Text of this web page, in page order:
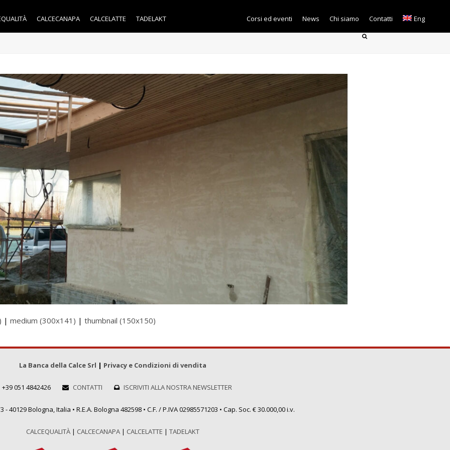
CALCECANAPA CALCELATTE TADELAKT Corsi ed eventi News Chi siamo Contatti Eng
| medium (300x141) | thumbnail (150x150)
La Banca della Calce Srl | Privacy e Condizioni di vendita
+39 051 4842426 CONTATTI ISCRIVITI ALLA NOSTRA NEWSLETTER
40129 Bologna, Italia • R.E.A. Bologna 482598 • C.F. / P.IVA 02985571203 • Cap. Soc. € 30.000,00 i.v.
CALCEQUALITÀ| CALCECANAPA| CALCELATTE | TADELAKT